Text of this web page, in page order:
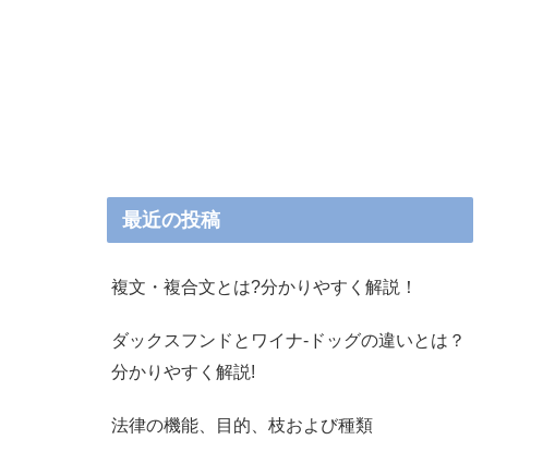
最近の投稿
複文・複合文とは?分かりやすく解説！
ダックスフンドとワイナ-ドッグの違いとは？
分かりやすく解説!
法律の機能、目的、枝および種類